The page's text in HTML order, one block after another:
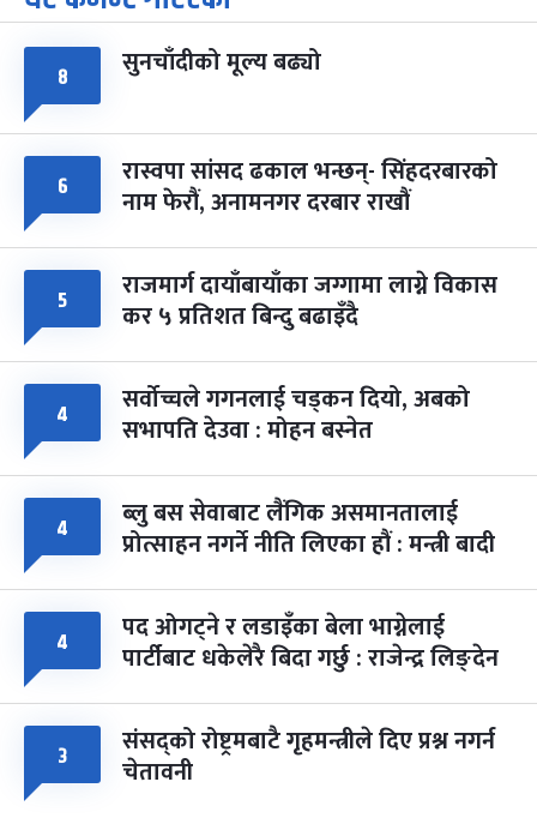
आइत चैत्र ७, २०८३-Mar 21, 2027
८ फागुपूर्णिमा
८ सुनचाँदीको मूल्य बढ्यो
६ रास्वपा सांसद ढकाल भन्छन्- सिंहदरबारको
नाम फेरौं, अनामनगर दरबार राखौं
५ राजमार्ग दायाँबायाँका जग्गामा लाग्ने विकास
कर ५ प्रतिशत बिन्दु बढाइँदै
४ सर्वोच्चले गगनलाई चड्कन दियो, अबको
सभापति देउवा : मोहन बस्नेत
४ ब्लु बस सेवाबाट लैंगिक असमानतालाई
प्रोत्साहन नगर्ने नीति लिएका हौं : मन्त्री बादी
४ पद ओगट्ने र लडाइँका बेला भाग्नेलाई
पार्टीबाट धकेलेरै बिदा गर्छु : राजेन्द्र लिङ्देन
३ संसद्को रोष्ट्रमबाटै गृहमन्त्रीले दिए प्रश्न नगर्न
चेतावनी